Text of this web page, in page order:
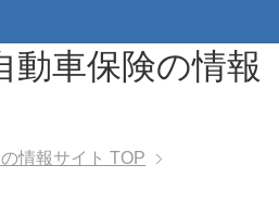
動車保険の情報
情報サイト TOP